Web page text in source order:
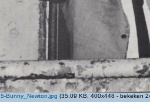
5-Bunny_Newton.jpg (35.09 KB, 400x448 - bekeken